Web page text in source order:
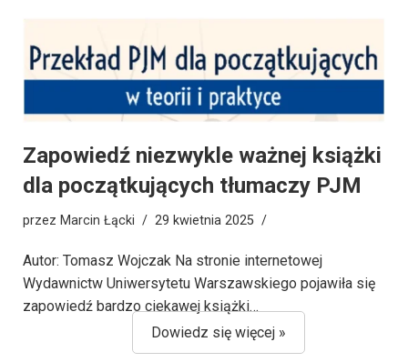
Zapowiedź niezwykle ważnej książki
dla początkujących tłumaczy PJM
przez Marcin Łącki 29 kwietnia 2025
Autor: Tomasz Wojczak Na stronie internetowej
Wydawnictw Uniwersytetu Warszawskiego pojawiła się
zapowiedź bardzo ciekawej książki…
Dowiedz się więcej »